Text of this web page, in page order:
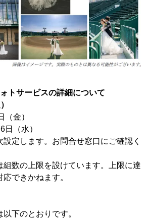
トサービスの詳細について
金）
日（水）
定します。お問合せ窓口にご確認く
数の上限を設けています。上限に達
できかねます。
下のとおりです。